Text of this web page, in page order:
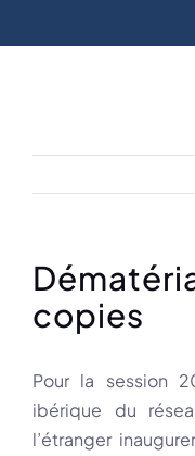
copies
Pour la session
ibérique du
l’étranger